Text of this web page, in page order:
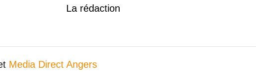
La rédaction
Media Direct Angers